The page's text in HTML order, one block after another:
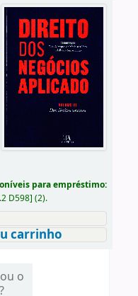
para empréstimo:
D598] (2).
carrinho
o